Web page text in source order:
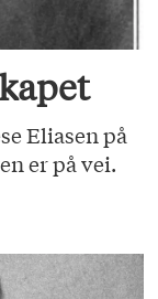
Eliasen på
er på vei.